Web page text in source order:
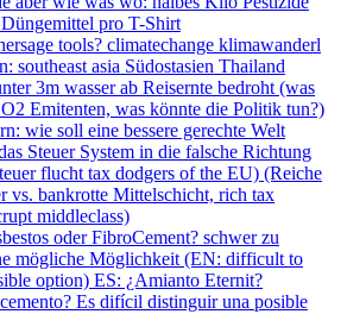
pro T-Shirt
tools? climatechange klimawanderl
southeast asia Südostasien Thailand
3m wasser ab Reisernte bedroht (was
Emitenten, was könnte die Politik tun?)
wie soll eine bessere gerechte Welt
Steuer System in die falsche Richtung
flucht tax dodgers of the EU) (Reiche
vs. bankrotte Mittelschicht, rich tax
middleclass)
oder FibroCement? schwer zu
mögliche Möglichkeit (EN: difficult to
option) ES: ¿Amianto Eternit?
Es difícil distinguir una posible